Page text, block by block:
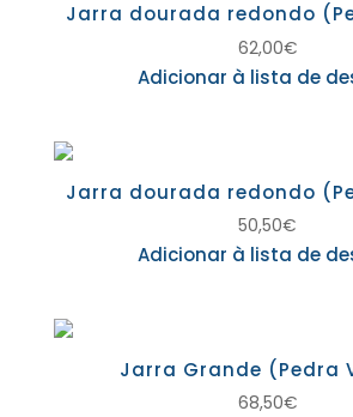
Jarra dourada redondo
62,00€
Adicionar à lista de
Jarra dourada redondo
50,50€
Adicionar à lista de
Jarra Grande (Pedra
68,50€